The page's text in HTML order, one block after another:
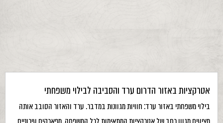
אטרקציות באזור הדרום ערד והסביבה לבילוי משפחתי
בילוי משפחתי באזור ערד: חוויות מגוונות במדבר. ערד והאזור הסובב אותה